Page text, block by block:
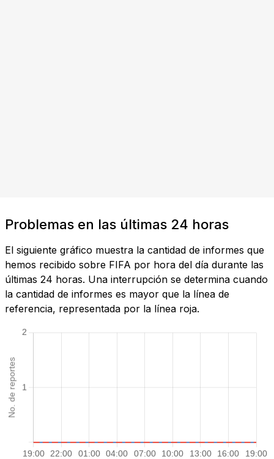
Problemas en las últimas 24 horas
El siguiente gráfico muestra la cantidad de informes que
hemos recibido sobre FIFA por hora del día durante las
últimas 24 horas. Una interrupción se determina cuando
la cantidad de informes es mayor que la línea de
referencia, representada por la línea roja.